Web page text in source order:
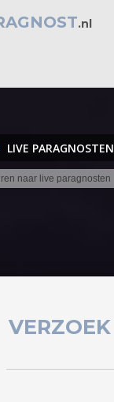
.nl
LIVE PARAGNOSTEN
naar live paragnosten
VERZOEK